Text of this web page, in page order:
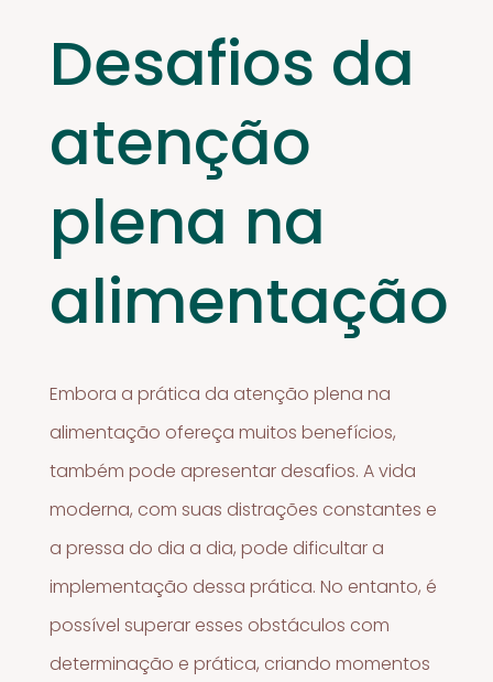
Desafios da
atenção
plena na
alimentação
Embora a prática da atenção plena na
alimentação ofereça muitos benefícios,
também pode apresentar desafios. A vida
moderna, com suas distrações constantes e
a pressa do dia a dia, pode dificultar a
implementação dessa prática. No entanto, é
possível superar esses obstáculos com
determinação e prática, criando momentos